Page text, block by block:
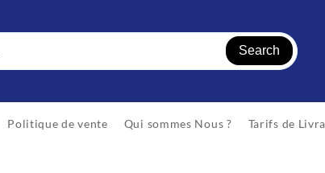
Search
Politique de vente Qui sommes Nous ? Tarifs de